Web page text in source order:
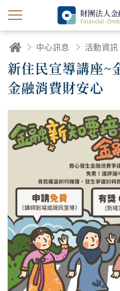
中心訊息 活動資訊
新住民宣導講座~
金融消費財安心